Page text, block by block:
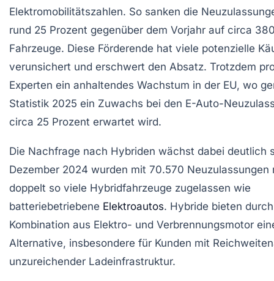
Elektromobilitätszahlen. So sanken die
rund 25 Prozent gegenüber dem Vorjahr auf circa
Fahrzeuge. Diese Förderende hat viele potenzielle
verunsichert und erschwert den Absatz. Trotzdem
Experten ein anhaltendes Wachstum in der EU, wo
Statistik 2025 ein Zuwachs bei den E-Auto-
circa 25 Prozent erwartet wird.
Die Nachfrage nach Hybriden wächst dabei deutlich
Dezember 2024 wurden mit 70.570 Neuzulassungen
doppelt so viele Hybridfahrzeuge zugelassen wie
batteriebetriebene Elektroautos. Hybride bieten
Kombination aus Elektro- und Verbrennungsmotor
Alternative, insbesondere für Kunden mit
unzureichender Ladeinfrastruktur.